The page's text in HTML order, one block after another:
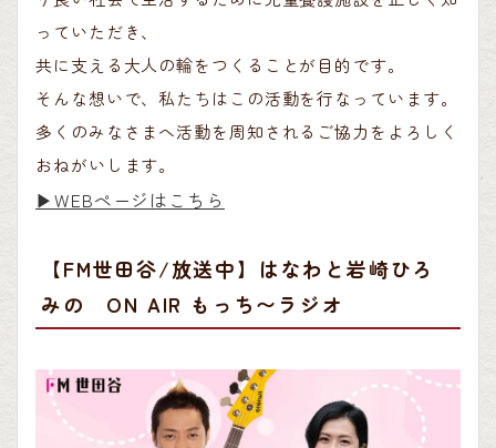
っていただき、
共に支える大人の輪をつくることが目的です。
そんな想いで、私たちはこの活動を行なっています。
多くのみなさまへ活動を周知されるご協力をよろしく
おねがいします。
▶︎WEBページはこちら
【FM世田谷/放送中】はなわと岩崎ひろ
みの ON AIR もっち〜ラジオ